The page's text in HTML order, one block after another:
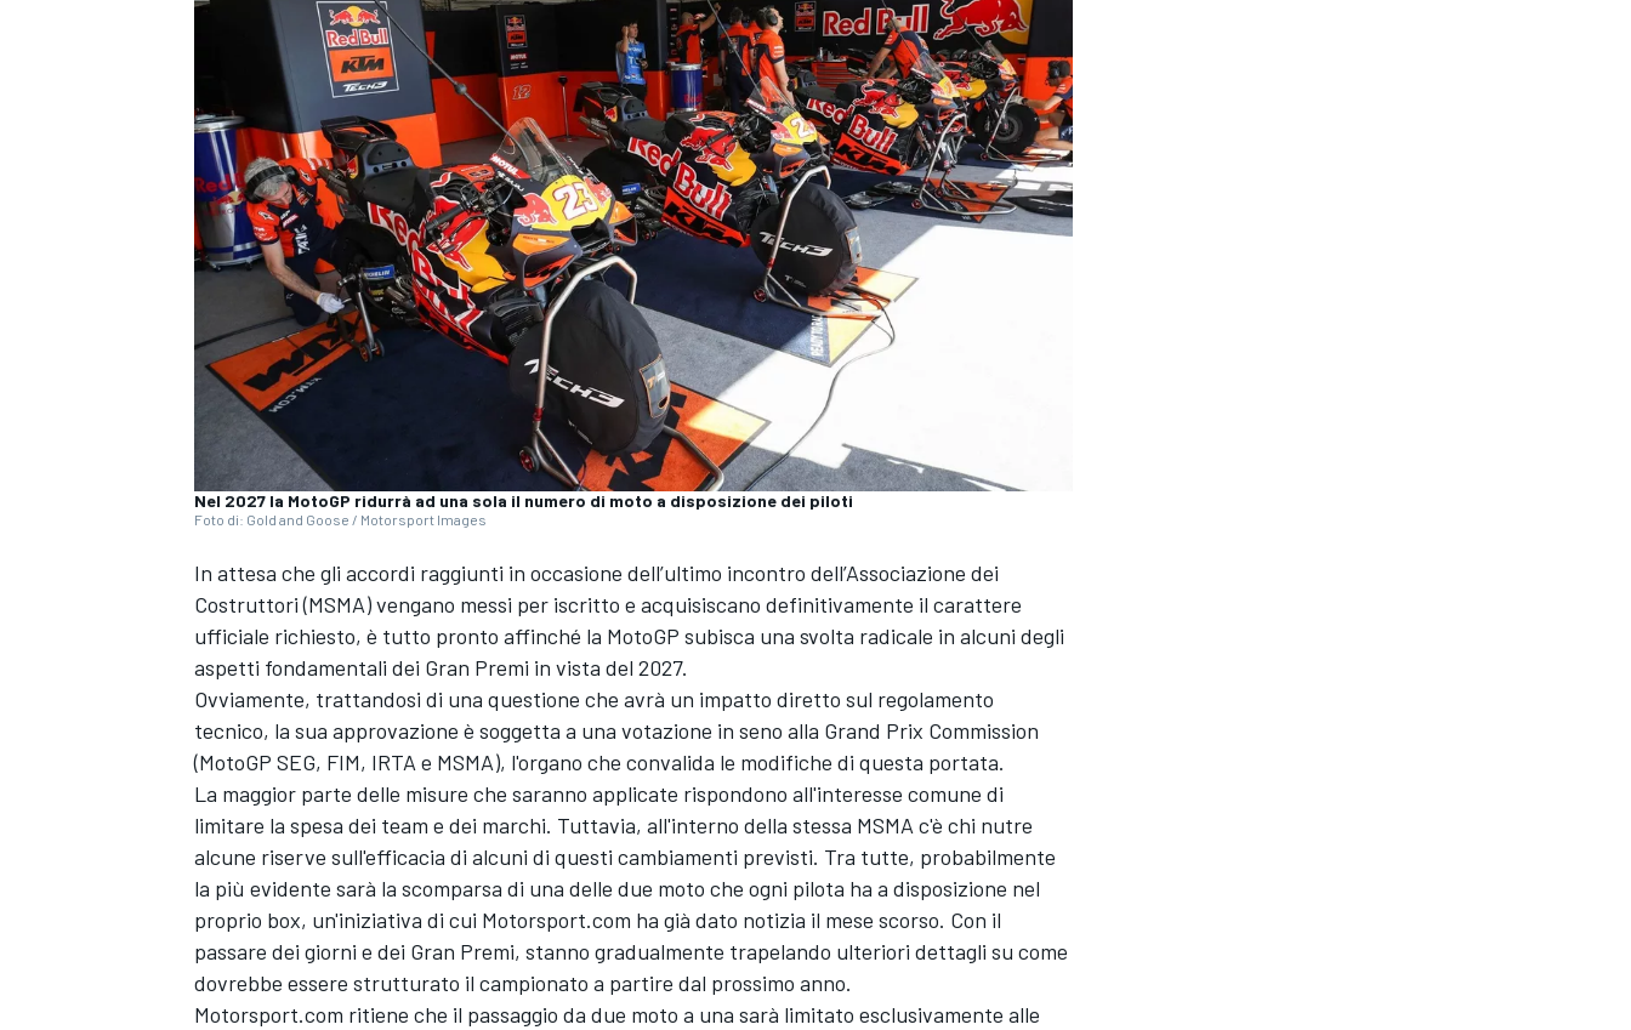
MONOPOSTO
Nel 2027 la MotoGP ridurrà ad una sola il numero di moto a disposizione dei piloti
Foto di: Gold and Goose / Motorsport Images
In attesa che gli accordi raggiunti in occasione dell’ultimo incontro dell’Associazione dei
Costruttori (MSMA) vengano messi per iscritto e acquisiscano definitivamente il carattere
ufficiale richiesto, è tutto pronto affinché la MotoGP subisca una svolta radicale in alcuni degli
aspetti fondamentali dei Gran Premi in vista del 2027.
Ovviamente, trattandosi di una questione che avrà un impatto diretto sul regolamento
tecnico, la sua approvazione è soggetta a una votazione in seno alla Grand Prix Commission
(MotoGP SEG, FIM, IRTA e MSMA), l'organo che convalida le modifiche di questa portata.
La maggior parte delle misure che saranno applicate rispondono all'interesse comune di
limitare la spesa dei team e dei marchi. Tuttavia, all'interno della stessa MSMA c'è chi nutre
alcune riserve sull'efficacia di alcuni di questi cambiamenti previsti. Tra tutte, probabilmente
la più evidente sarà la scomparsa di una delle due moto che ogni pilota ha a disposizione nel
proprio box, un'iniziativa di cui Motorsport.com ha già dato notizia il mese scorso. Con il
passare dei giorni e dei Gran Premi, stanno gradualmente trapelando ulteriori dettagli su come
dovrebbe essere strutturato il campionato a partire dal prossimo anno.
Motorsport.com ritiene che il passaggio da due moto a una sarà limitato esclusivamente alle